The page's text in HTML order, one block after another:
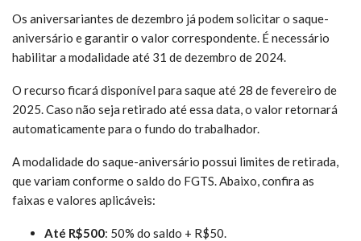
Os aniversariantes de dezembro já podem solicitar o saque-
aniversário e garantir o valor correspondente. É necessário
habilitar a modalidade até 31 de dezembro de 2024.
O recurso ficará disponível para saque até 28 de fevereiro de
2025. Caso não seja retirado até essa data, o valor retornará
automaticamente para o fundo do trabalhador.
A modalidade do saque-aniversário possui limites de retirada,
que variam conforme o saldo do FGTS. Abaixo, confira as
faixas e valores aplicáveis:
Até R$500: 50% do saldo + R$50.